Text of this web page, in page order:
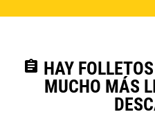
assignment HAY
MUCHO MÁS